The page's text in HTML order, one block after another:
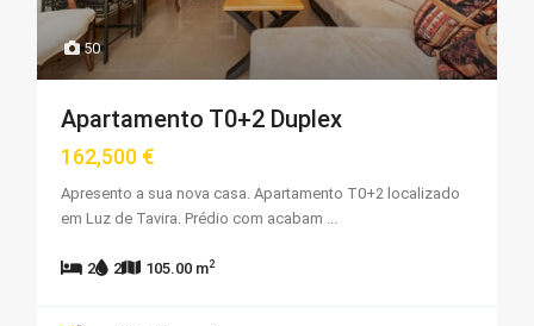
50
Apartamento T0+2 Duplex
162,500 €
Apresento a sua nova casa. Apartamento T0+2 localizado
em Luz de Tavira. Prédio com acabam ...
2 2 105.00 m2